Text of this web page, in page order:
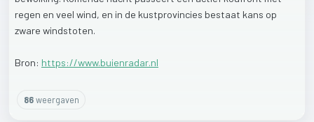
regen en veel wind, en in de kustprovincies bestaat kans op
zware windstoten.
Bron: https://www.buienradar.nl
86weergaven